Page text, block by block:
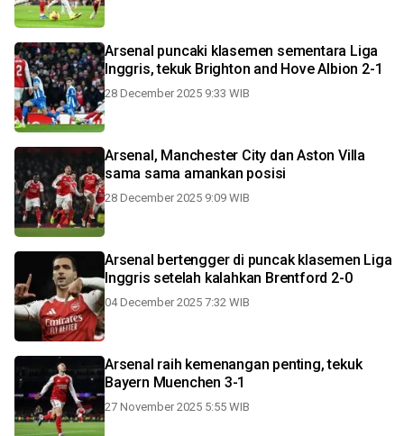
Arsenal puncaki klasemen sementara Liga
Inggris, tekuk Brighton and Hove Albion 2-1
28 December 2025 9:33 WIB
Arsenal, Manchester City dan Aston Villa
sama sama amankan posisi
28 December 2025 9:09 WIB
Arsenal bertengger di puncak klasemen Liga
Inggris setelah kalahkan Brentford 2-0
04 December 2025 7:32 WIB
Arsenal raih kemenangan penting, tekuk
Bayern Muenchen 3-1
27 November 2025 5:55 WIB